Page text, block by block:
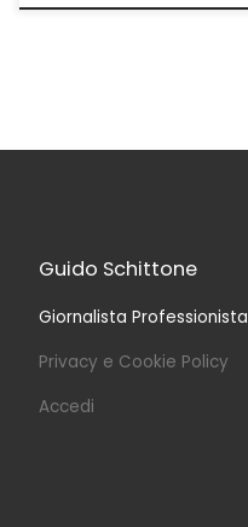
Guido Schittone
Giornalista Professionista
Privacy e Cookie Policy
Accedi